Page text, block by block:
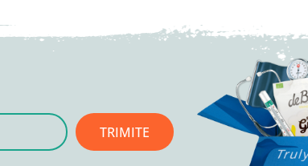
TRIMITE